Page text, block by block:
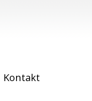
Kontakt